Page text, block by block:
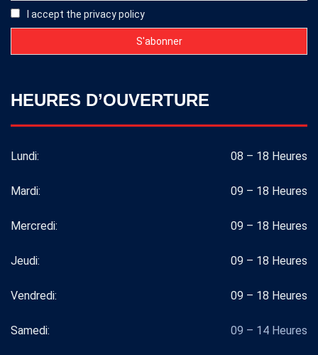
I accept the privacy policy
HEURES D’OUVERTURE
Lundi: 08 – 18 Heures
Mardi: 09 – 18 Heures
Mercredi: 09 – 18 Heures
Jeudi: 09 – 18 Heures
Vendredi: 09 – 18 Heures
Samedi: 09 – 14 Heures